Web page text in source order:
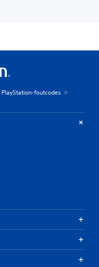
PlayStation-foutcodes